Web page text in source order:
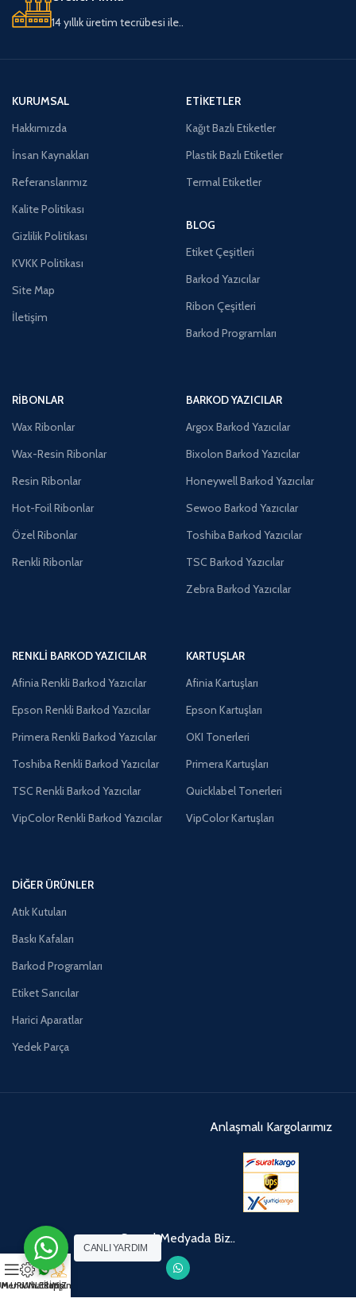
14 yıllık üretim tecrübesi ile..
KURUMSAL
Hakkımızda
İnsan Kaynakları
Referanslarımız
Kalite Politikası
Gizlilik Politikası
KVKK Politikası
Site Map
İletişim
ETIKETLER
Kağıt Bazlı Etiketler
Plastik Bazlı Etiketler
Termal Etiketler
BLOG
Etiket Çeşitleri
Barkod Yazıcılar
Ribon Çeşitleri
Barkod Programları
RIBONLAR
Wax Ribonlar
Wax-Resin Ribonlar
Resin Ribonlar
Hot-Foil Ribonlar
Özel Ribonlar
Renkli Ribonlar
BARKOD YAZICILAR
Argox Barkod Yazıcılar
Bixolon Barkod Yazıcılar
Honeywell Barkod Yazıcılar
Sewoo Barkod Yazıcılar
Toshiba Barkod Yazıcılar
TSC Barkod Yazıcılar
Zebra Barkod Yazıcılar
RENKLI BARKOD YAZICILAR
Afinia Renkli Barkod Yazıcılar
Epson Renkli Barkod Yazıcılar
Primera Renkli Barkod Yazıcılar
Toshiba Renkli Barkod Yazıcılar
TSC Renkli Barkod Yazıcılar
VipColor Renkli Barkod Yazıcılar
KARTUŞLAR
Afinia Kartuşları
Epson Kartuşları
OKI Tonerleri
Primera Kartuşları
Quicklabel Tonerleri
VipColor Kartuşları
DIĞER ÜRÜNLER
Atık Kutuları
Baskı Kafaları
Barkod Programları
Etiket Sarıcılar
Harici Aparatlar
Yedek Parça
Anlaşmalı Kargolarımız
Sosyal Medyada Biz..
CANLI YARDIM
Menu
ÜRÜNLERİMİZ
Whatsapp
İletişim